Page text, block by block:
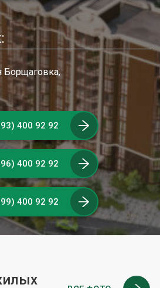
Борщаговка,
400 92 92
400 92 92
400 92 92